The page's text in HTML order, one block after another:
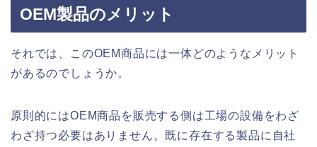
OEM製品のメリット
それでは、このOEM商品には一体どのようなメリット
があるのでしょうか。
原則的にはOEM商品を販売する側は工場の設備をわざ
わざ持つ必要はありません。既に存在する製品に自社